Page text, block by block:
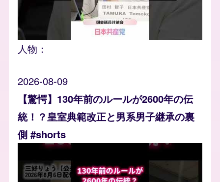
人物：
2026-08-09
【驚愕】130年前のルールが2600年の伝
統！？皇室典範改正と男系男子継承の裏
側 #shorts